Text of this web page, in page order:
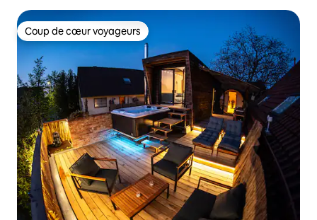
Coup de cœur voyageurs
Coup de cœur voyageurs